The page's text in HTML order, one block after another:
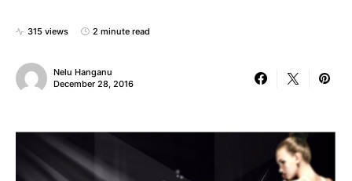
315 views 2 minute read
Nelu Hanganu
December 28, 2016